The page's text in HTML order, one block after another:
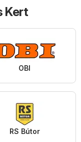
Kert
OBI
RS Bútor